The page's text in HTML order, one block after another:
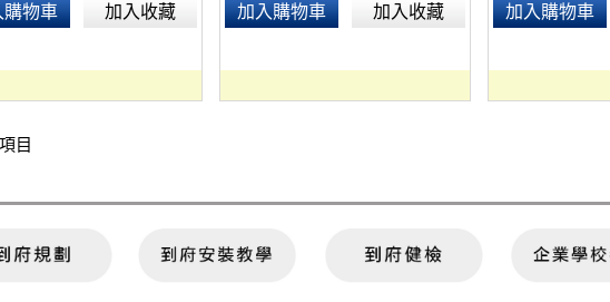
購物車 加入收藏 加入購物車 加入收藏 加入購物車
目